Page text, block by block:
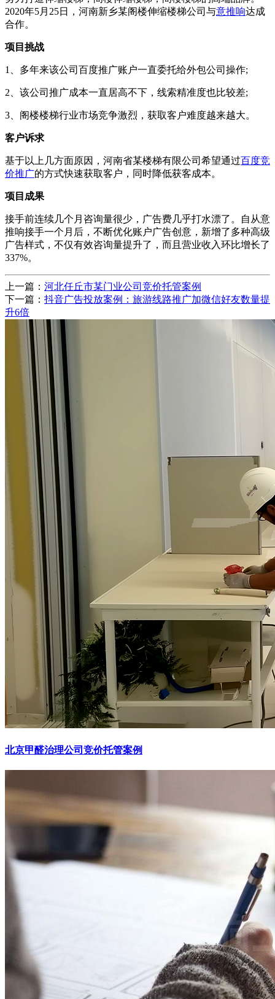
2020年5月25日，河南新乡某阁楼伸缩楼梯公司与意推响达成
合作。
项目挑战
1、多年来该公司百度推广账户一直委托给外包公司操作;
2、该公司推广成本一直居高不下，线索精准度也比较差;
3、阁楼楼梯行业市场竞争激烈，获取客户难度越来越大。
客户诉求
基于以上几方面原因，河南省某楼梯有限公司希望通过百度竞
价推广的方式快速获取客户，同时降低获客成本。
项目成果
接手前连续几个月咨询量很少，广告费几乎打水漂了。自从意
推响接手一个月后，不断优化账户广告创意，新增了多种高级
广告样式，不仅有效咨询量提升了，而且营业收入环比增长了
337%。
上一篇： 河北任丘市某门业公司竞价托管案例
下一篇： 抖音广告投放案例：旅游线路推广加微信好友数量提
升6倍
北京甲醛治理公司竞价托管案例